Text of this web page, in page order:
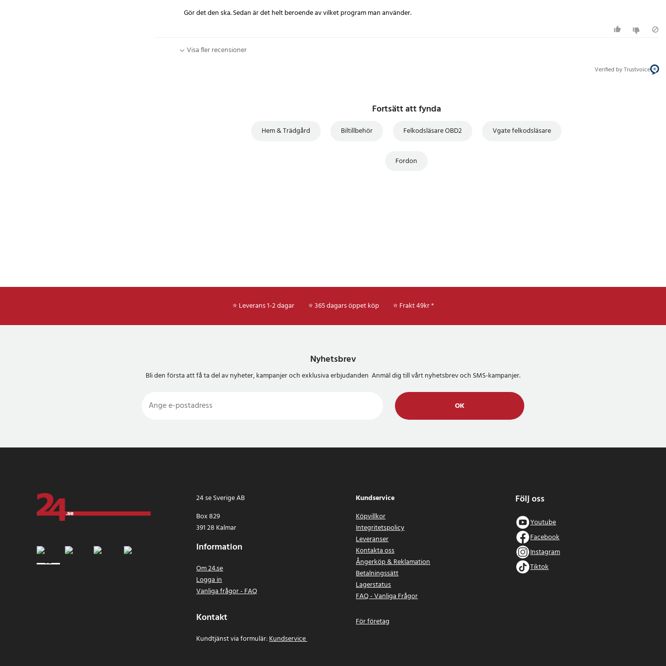
- Läsning/radering av felkoder
- Dataexempel:
Gör det den ska. Sedan är det helt beroende av vilket program man använder.
Visa fler recensioner
Verified by Trustvoice
Fortsätt att fynda
Hem & Trädgård Biltillbehör Felkodsläsare OBD2 Vgate felkodsläsare
Fordon
⭐ Leverans 1-2 dagar ⭐ 365 dagars öppet köp ⭐ Frakt 49kr *
Nyhetsbrev
Bli den första att få ta del av nyheter, kampanjer och exklusiva erbjudanden Anmäl dig till vårt nyhetsbrev och SMS-kampanjer.
OK
24 se Sverige AB
Box 829
391 28 Kalmar
Information
Om 24.se
Logga in
Vanliga frågor - FAQ
Kontakt
Kundtjänst via formulär:Kundservice
Kundservice
Köpvillkor
Integritetspolicy
Leveranser
Kontakta oss
Ångerköp & Reklamation
Betalningssätt
Lagerstatus
FAQ - Vanliga Frågor
För företag
Följ oss
Youtube
Facebook
Instagram
Tiktok